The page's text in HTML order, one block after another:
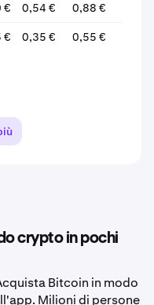
€ 0,54 € 0,88 €
€ 0,35 € 0,55 €
crypto in pochi
Bitcoin in modo
Milioni di persone